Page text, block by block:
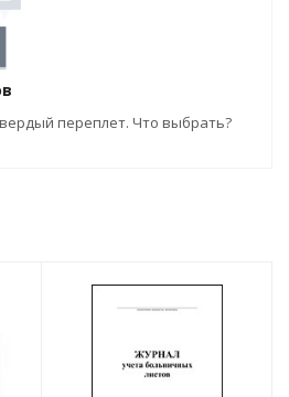
переплет. Что выбрать?